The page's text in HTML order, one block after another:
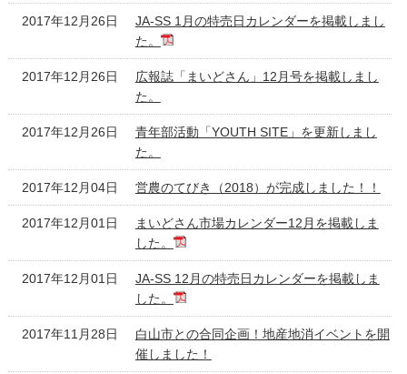
2017年12月26日
JA-SS 1月の特売日カレンダーを掲載しまし
た。
2017年12月26日
広報誌「まいどさん」12月号を掲載しまし
た。
2017年12月26日
青年部活動「YOUTH SITE」を更新しまし
た。
2017年12月04日 営農のてびき（2018）が完成しました！！
2017年12月01日
まいどさん市場カレンダー12月を掲載しま
した。
2017年12月01日
JA-SS 12月の特売日カレンダーを掲載しま
した。
2017年11月28日
白山市との合同企画！地産地消イベントを開
催しました！